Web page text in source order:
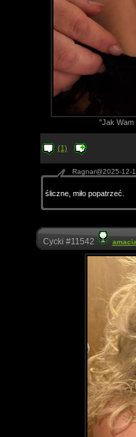
"Jak
(1)
Ragnar@2025-12-
śliczne, miło popatrzeć.
Cycki #11542